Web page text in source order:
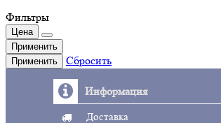
Фильтры
Цена
Применить
Применить
Сбросить
Информация
Доставка